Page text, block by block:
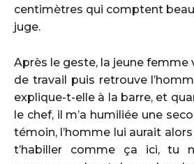
centimètres qui comptent
juge.
Après le geste, la jeune
de travail puis retrouve
explique-t-elle à la barre, et
le chef, il m’a humiliée une
témoin, l’homme lui aurait alors
t’habiller comme ça ici, tu